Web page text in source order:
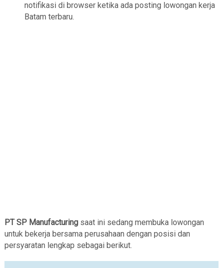
notifikasi di browser ketika ada posting lowongan kerja
Batam terbaru.
PT SP Manufacturing saat ini sedang membuka lowongan
untuk bekerja bersama perusahaan dengan posisi dan
persyaratan lengkap sebagai berikut.